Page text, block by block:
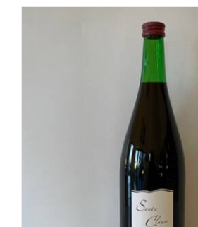
EVENTS
AWARDS
CONTACT | OPENING